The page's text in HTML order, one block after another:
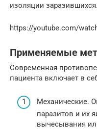
изоляции заразившихся.
https://youtube.com/
Применяемые
Современная
пациента включает в
Механические.
паразитов и их
вычесывания